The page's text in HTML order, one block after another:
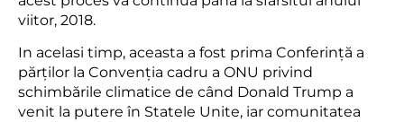
viitor, 2018.
In acelasi timp, aceasta a fost prima Conferință a
părților la Convenția cadru a ONU privind
schimbările climatice de când Donald Trump a
venit la putere în Statele Unite, iar comunitatea